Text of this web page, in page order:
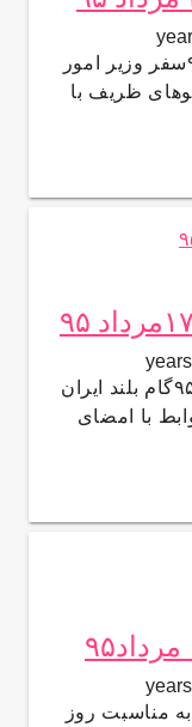
اخبار مشروح ۱۳, جمعه۲۲ مرداد ۹۵سفر وزیر امور
ظریف با
اخبار مشروح ۱۹, یکشنبه ۱۷مرداد ۹۵گام بلند ایران
با امضای
اخبار مشروح ۱۹, شنبه ۱۶ مرداد۹۵به مناسبت روز